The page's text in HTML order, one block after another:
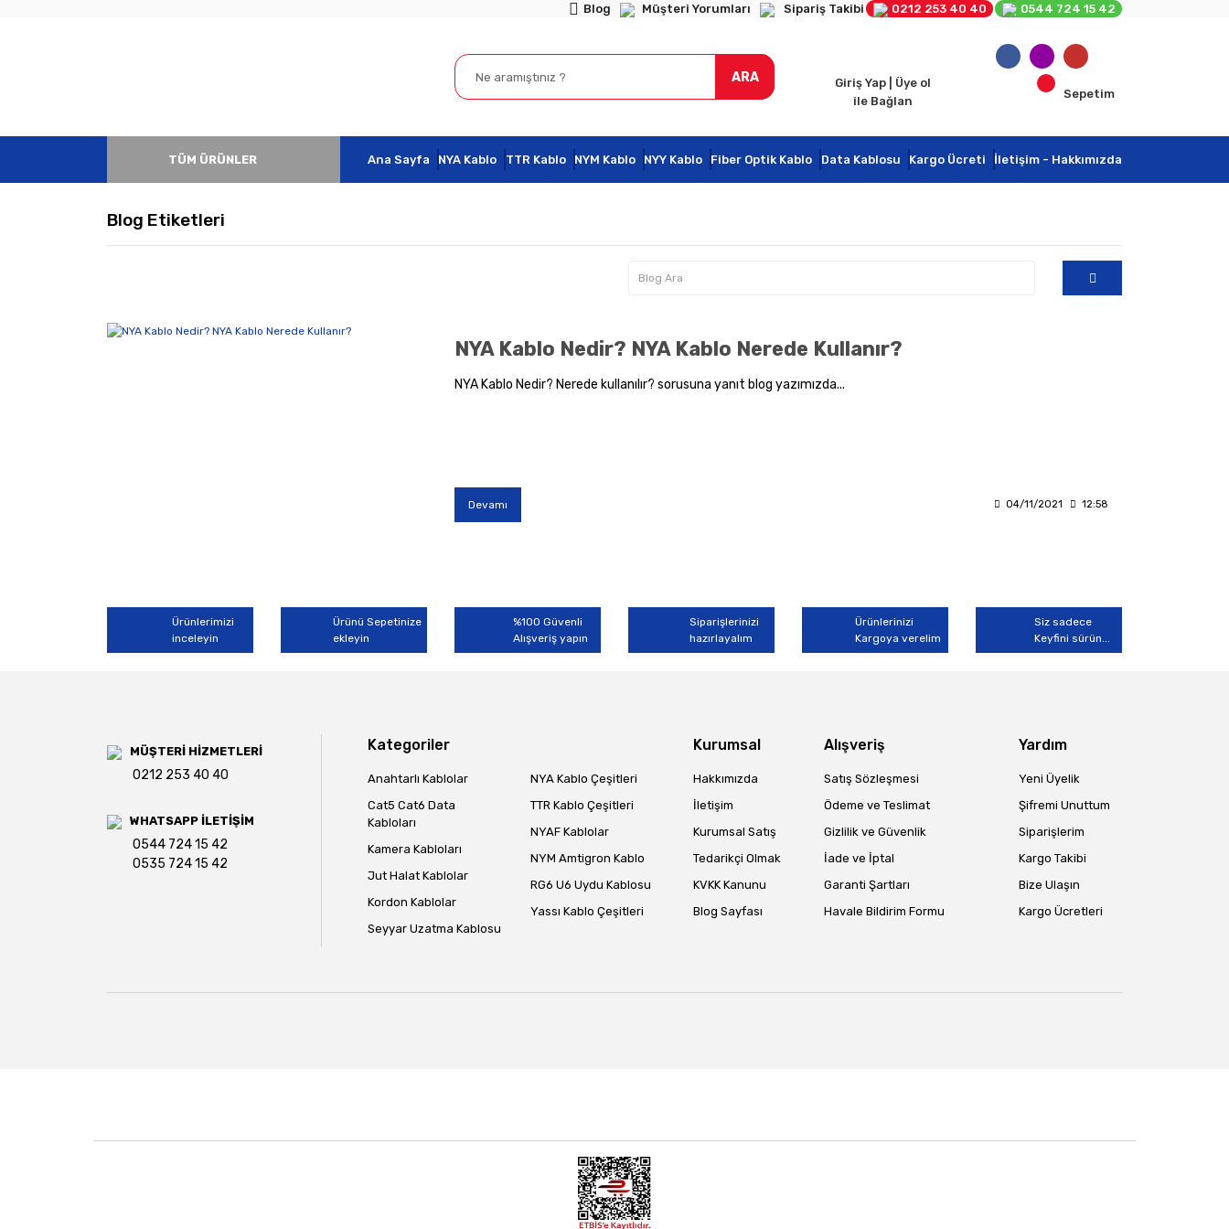
Blog Müşteri Yorumları Sipariş Takibi 0212 253 40 40 0544 724 15 42
ARA
Giriş Yap | Üye ol
ile Bağlan
Sepetim
TÜM ÜRÜNLER Ana Sayfa NYA Kablo TTR Kablo NYM Kablo NYY Kablo Fiber Optik Kablo Data Kablosu Kargo Ücreti İletişim - Hakkımızda
Blog Etiketleri
NYA Kablo Nedir? NYA Kablo Nerede Kullanır?
NYA Kablo Nedir? Nerede kullanılır? sorusuna yanıt blog yazımızda...
Devamı 04/11/2021 12:58
Ürünlerimizi
inceleyin
Ürünü Sepetinize
ekleyin
%100 Güvenli
Alışveriş yapın
Siparişlerinizi
hazırlayalım
Ürünlerinizi
Kargoya verelim
Siz sadece
Keyfini sürün...
MÜŞTERİ HİZMETLERİ
0212 253 40 40
WHATSAPP İLETİŞİM
0544 724 15 42
0535 724 15 42
Kategoriler
Anahtarlı Kablolar
Cat5 Cat6 Data
Kabloları
Kamera Kabloları
Jut Halat Kablolar
Kordon Kablolar
Seyyar Uzatma Kablosu
NYA Kablo Çeşitleri
TTR Kablo Çeşitleri
NYAF Kablolar
NYM Amtigron Kablo
RG6 U6 Uydu Kablosu
Yassı Kablo Çeşitleri
Kurumsal
Hakkımızda
İletişim
Kurumsal Satış
Tedarikçi Olmak
KVKK Kanunu
Blog Sayfası
Alışveriş
Satış Sözleşmesi
Ödeme ve Teslimat
Gizlilik ve Güvenlik
İade ve İptal
Garanti Şartları
Havale Bildirim Formu
Yardım
Yeni Üyelik
Şifremi Unuttum
Siparişlerim
Kargo Takibi
Bize Ulaşın
Kargo Ücretleri